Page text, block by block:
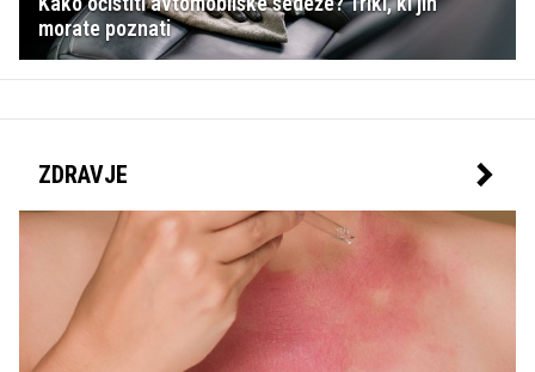
morate poznati
ZDRAVJE